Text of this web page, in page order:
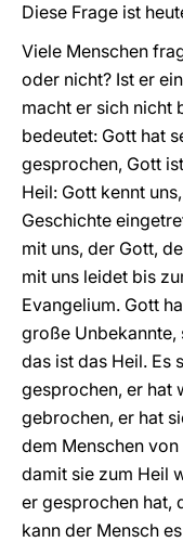
Diese Frage ist
Viele Menschen
oder nicht? Ist er
macht er sich nicht
bedeutet: Gott hat
gesprochen, Gott
Heil: Gott kennt
Geschichte
mit uns, der Gott,
mit uns leidet bis
Evangelium. Gott
große Unbekannte,
das ist das Heil. Es
gesprochen, er hat
gebrochen, er hat
dem Menschen
damit sie zum Heil
er gesprochen hat,
kann der Mensch